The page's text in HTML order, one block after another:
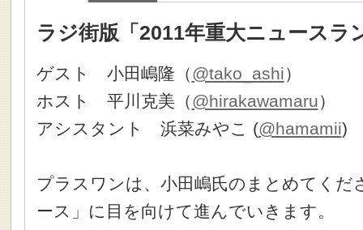
ラジ街版「2011年重大ニュースラ
ゲスト 小田嶋隆（@tako_ashi）
ホスト 平川克美（@hirakawamaru）
アシスタント 浜菜みやこ (@hamamii)
プラスワンは、小田嶋氏のまとめてくだ
ース」に目を向けて進んでいきます。